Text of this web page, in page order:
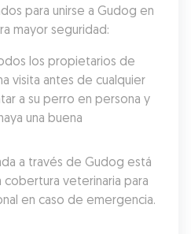
para unirse a Gudog en
mayor seguridad:
los propietarios de
visita antes de cualquier
a su perro en persona y
una buena
a través de Gudog está
veterinaria para
en caso de emergencia.